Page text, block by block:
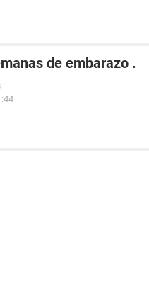
de embarazo .